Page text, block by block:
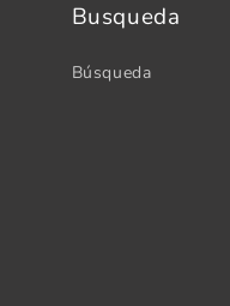
Busqueda
Búsqueda